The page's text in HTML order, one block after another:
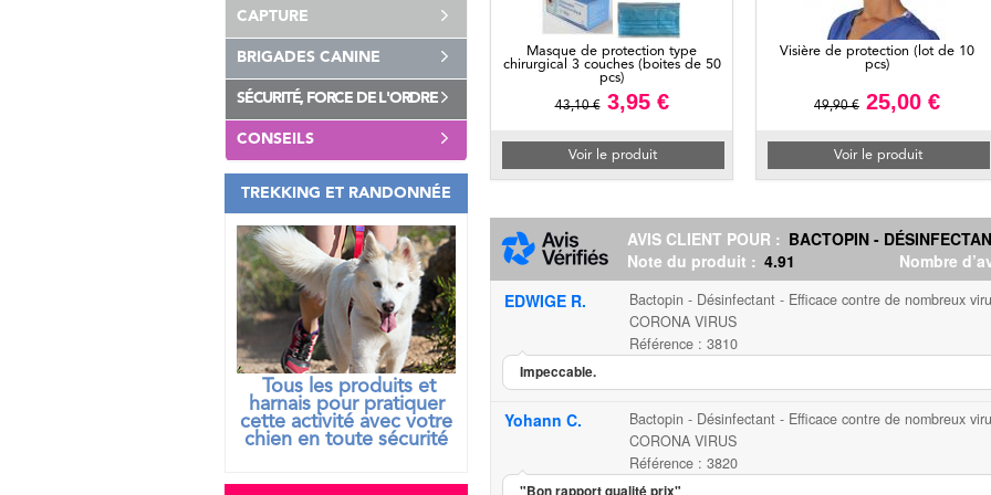
CAPTURE
BRIGADES CANINE
SÉCURITÉ, FORCE DE L'ORDRE
CONSEILS
TREKKING ET RANDONNÉE
Tous les produits et
harnais pour pratiquer
cette activité avec votre
chien en toute sécurité
Masque de protection type
chirurgical 3 couches (boites de 50
pcs)
43,10 €3,95 €
Voir le produit
Visière de protection (lot de 10
pcs)
49,90 € 25,00 €
Voir le produit
AVIS CLIENT POUR : BACTOPIN -
Note du produit : 4.91
Nombre
EDWIGE R.
Bactopin - Désinfectant - Efficace contre de nombreux
CORONA VIRUS
Référence : 3810
Impeccable.
Yohann C.
Bactopin - Désinfectant - Efficace contre de nombreux
CORONA VIRUS
Référence : 3820
"Bon rapport qualité prix"